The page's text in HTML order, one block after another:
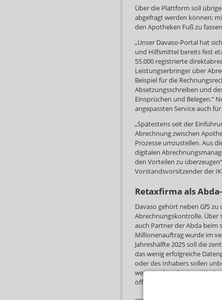
Über die Plattform soll
abgefragt werden können;
den Apotheken Fuß zu
„Unser Davaso-Portal hat
und Hilfsmittel bereits fest
55.000 registrierte
Leistungserbringer über
Beispiel für die
Absetzungsschreiben und
Einsprüchen und Belegen.“
angepassten Service auch
„Spätestens seit der
Abrechnung zwischen
Prozesse umzustellen. Aus
digitalen
den Vorteilen zu
Vorstandsvorsitzender der
Retaxfirma als
Davaso gehört neben GfS
Abrechnungskontrolle. Über
auch Partner der Abda beim
Millionenauftrag wurde im
Jahreshälfte 2025 soll die
das wenig erfolgreiche
oder des Inhabers sollen
weitestgehend automatisch
öffentlichen Apotheken an